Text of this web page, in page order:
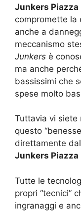
Junkers Piazza
compromette la
anche a
meccanismo
Junkers è
ma anche
bassissimi che
spese molto
Tuttavia vi siete
questo
direttamente
Junkers Piazza
Tutte le
propri “tecnici”
ingranaggi e